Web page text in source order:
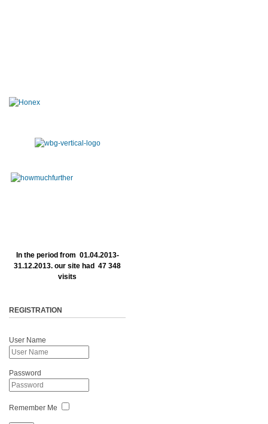
In the period from 01.04.2013-
31.12.2013. our site had 47 348
visits
REGISTRATION
User Name
Password
Remember Me